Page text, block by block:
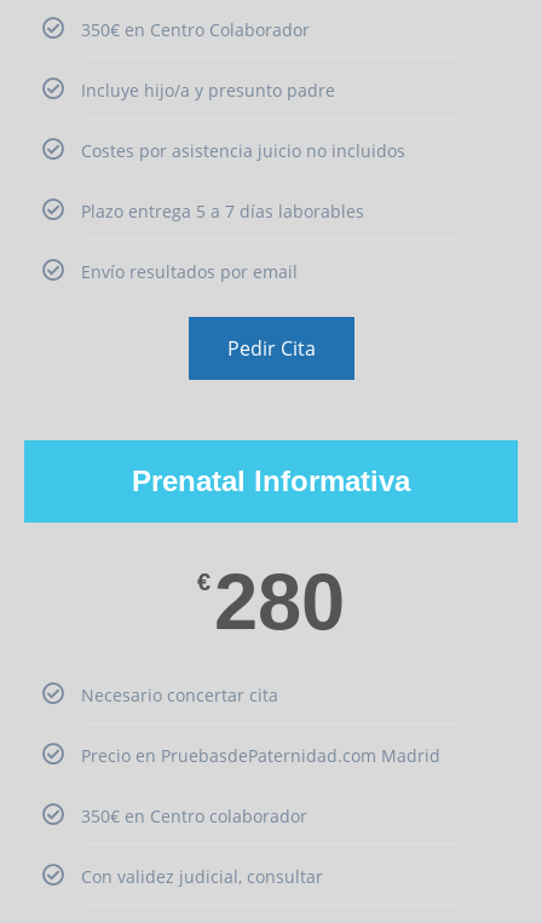
350€ en Centro Colaborador
Incluye hijo/a y presunto padre
Costes por asistencia juicio no incluidos
Plazo entrega 5 a 7 días laborables
Envío resultados por email
Pedir Cita
Prenatal Informativa
€ 280
Necesario concertar cita
Precio en PruebasdePaternidad.com Madrid
350€ en Centro colaborador
Con validez judicial, consultar